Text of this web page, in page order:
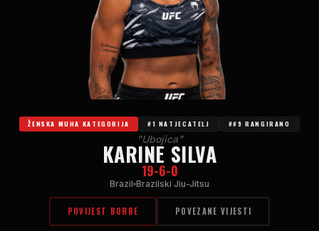
ŽENSKA MUHA KATEGORIJA #1 NATJECATELJ ##9 RANGIRANO
"Ubojica"
KARINE SILVA
19-6-0
Brazil Brazilski Jiu-Jitsu
POVIJEST BORBE POVEZANE VIJESTI